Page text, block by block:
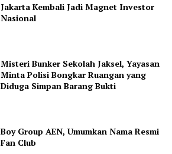
Jakarta Kembali Jadi Magnet Investor
Nasional
Misteri Bunker Sekolah Jaksel, Yayasan
Minta Polisi Bongkar Ruangan yang
Diduga Simpan Barang Bukti
Boy Group AEN, Umumkan Nama Resmi
Fan Club